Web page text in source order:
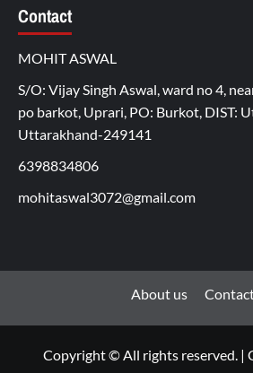
Contact
MOHIT ASWAL
S/O: Vijay Singh Aswal, ward no 4,
po barkot, Uprari, PO: Burkot, DIST:
Uttarakhand-249141
6398834806
mohitaswal3072@gmail.com
About us
Copyright © All rights reserved. |